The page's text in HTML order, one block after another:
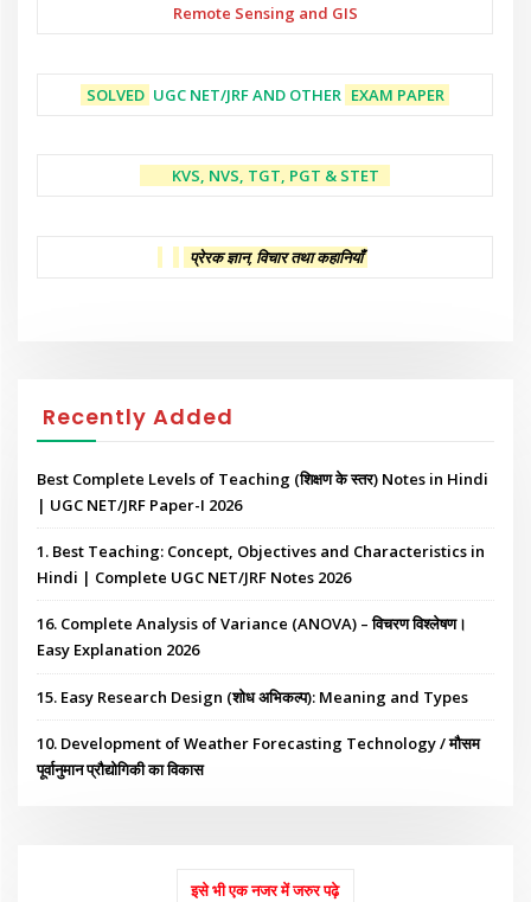
Remote Sensing and GIS
SOLVED UGC NET/JRF AND OTHER EXAM PAPER
KVS, NVS, TGT, PGT & STET
प्रेरक ज्ञान, विचार तथा कहानियाँ
Recently Added
Best Complete Levels of Teaching (शिक्षण के स्तर) Notes in Hindi
| UGC NET/JRF Paper-I 2026
1. Best Teaching: Concept, Objectives and Characteristics in
Hindi | Complete UGC NET/JRF Notes 2026
16. Complete Analysis of Variance (ANOVA) – विचरण विश्लेषण।
Easy Explanation 2026
15. Easy Research Design (शोध अभिकल्प): Meaning and Types
10. Development of Weather Forecasting Technology / मौसम
पूर्वानुमान प्रौद्योगिकी का विकास
इसे भी एक नजर में जरुर पढ़े